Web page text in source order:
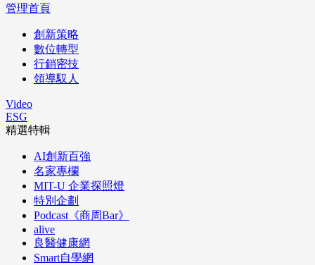
管理首頁
創新策略
數位轉型
行銷密技
領導馭人
Video
ESG
精選特輯
AI創新百強
名家專欄
MIT-U 企業探照燈
特別企劃
Podcast《商周Bar》
alive
良醫健康網
Smart自學網